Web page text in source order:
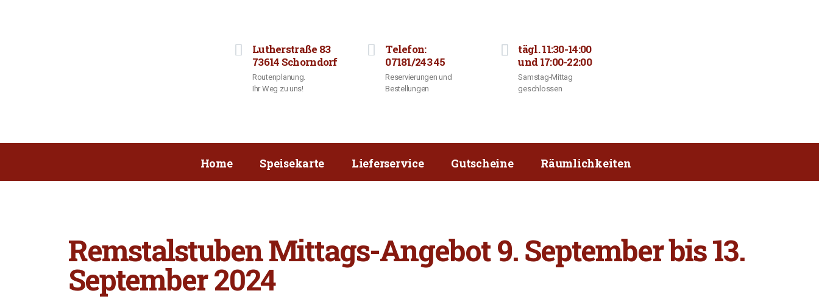
Lutherstraße 83
73614 Schorndorf
Routenplanung.
Ihr Weg zu uns!
Telefon:
07181/243 45
Reservierungen und
Bestellungen
tägl. 11:30-14:00
und 17:00-22:00
Samstag-Mittag
geschlossen
Home Speisekarte Lieferservice Gutscheine Räumlichkeiten
Remstalstuben Mittags-Angebot 9. September bis 13.
September 2024